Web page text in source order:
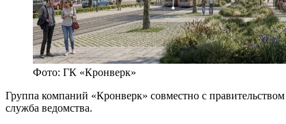
Фото: ГК «Кронверк»
Группа компаний «Кронверк» совместно с
служба ведомства.